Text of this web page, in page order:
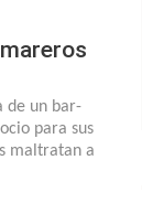
de un bar-
para sus
maltratan a